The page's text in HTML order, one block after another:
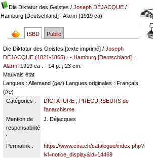
Die Diktatur des Geistes / Joseph DÉJACQUE/
Hamburg [Deutschland] : Alarm (1919 ca)
ISBD Public
Die Diktatur des Geistes [texte imprimé] /Joseph
DÉJACQUE (1821-1865)
. -Hamburg [Deutschland] :
Alarm , 1919 ca . - 14 p. ; 23 cm.
Mauvais état
Langues : Allemand (ger)Langues originales : Français
(fre)
Catégories :
DICTATURE; PRÉCURSEURS de
l'anarchisme
Mention de
responsabilité
:
J. Déjacques
Permalink :
https://www.cira.ch/catalogue/index.php?
lvl=notice_display&id=14469